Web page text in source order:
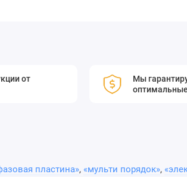
от
Мы
пластина», «мульти порядок»,